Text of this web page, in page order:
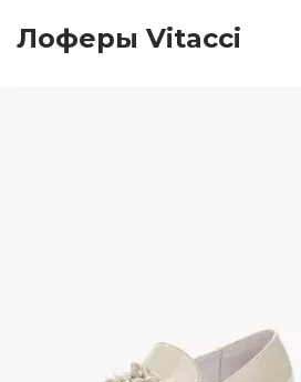
Лоферы Vitacci